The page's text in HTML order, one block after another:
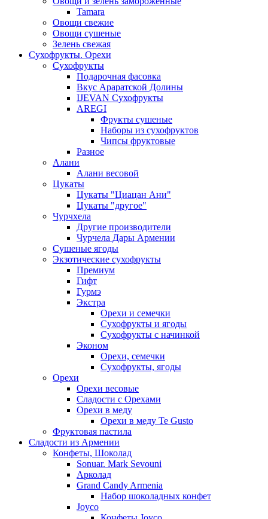
Tamara
Овощи свежие
Овощи сушеные
Зелень свежая
Сухофрукты. Орехи
Сухофрукты
Подарочная фасовка
Вкус Араратской Долины
IJEVAN Сухофрукты
AREGI
Фрукты сушеные
Наборы из сухофруктов
Чипсы фруктовые
Разное
Алани
Алани весовой
Цукаты
Цукаты "Циацан Ани"
Цукаты "другое"
Чурчхела
Другие производители
Чурчела Дары Армении
Сушеные ягоды
Экзотические сухофрукты
Премиум
Гифт
Гурмэ
Экстра
Орехи и семечки
Сухофрукты и ягоды
Сухофрукты с начинкой
Эконом
Орехи, семечки
Сухофрукты, ягоды
Орехи
Орехи весовые
Сладости с Орехами
Орехи в меду
Орехи в меду Te Gusto
Фруктовая пастила
Сладости из Армении
Конфеты, Шоколад
Sonuar. Mark Sevouni
Арколад
Grand Candy Armenia
Набор шоколадных конфет
Joyco